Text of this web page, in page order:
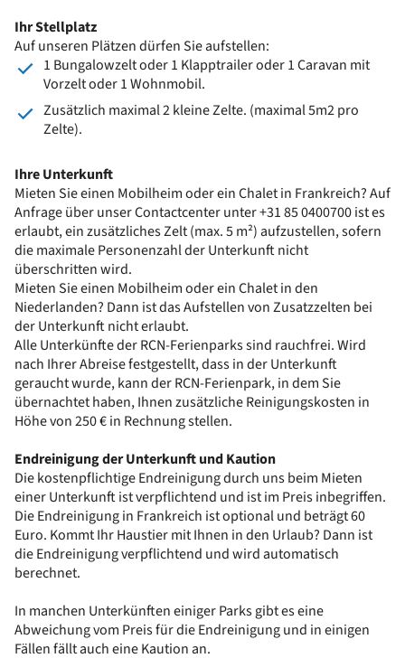
Ihr Stellplatz
Auf unseren Plätzen dürfen Sie aufstellen:
1 Bungalowzelt oder 1 Klapptrailer oder 1 Caravan mit
Vorzelt oder 1 Wohnmobil.
Zusätzlich maximal 2 kleine Zelte. (maximal 5m2 pro
Zelte).
Ihre Unterkunft
Mieten Sie einen Mobilheim oder ein Chalet in Frankreich? Auf
Anfrage über unser Contactcenter unter +31 85 0400700 ist es
erlaubt, ein zusätzliches Zelt (max. 5 m²) aufzustellen, sofern
die maximale Personenzahl der Unterkunft nicht
überschritten wird.
Mieten Sie einen Mobilheim oder ein Chalet in den
Niederlanden? Dann ist das Aufstellen von Zusatzzelten bei
der Unterkunft nicht erlaubt.
Alle Unterkünfte der RCN-Ferienparks sind rauchfrei. Wird
nach Ihrer Abreise festgestellt, dass in der Unterkunft
geraucht wurde, kann der RCN-Ferienpark, in dem Sie
übernachtet haben, Ihnen zusätzliche Reinigungskosten in
Höhe von 250 € in Rechnung stellen.
Endreinigung der Unterkunft und Kaution
Die kostenpflichtige Endreinigung durch uns beim Mieten
einer Unterkunft ist verpflichtend und ist im Preis inbegriffen.
Die Endreinigung in Frankreich ist optional und beträgt 60
Euro. Kommt Ihr Haustier mit Ihnen in den Urlaub? Dann ist
die Endreinigung verpflichtend und wird automatisch
berechnet.
In manchen Unterkünften einiger Parks gibt es eine
Abweichung vom Preis für die Endreinigung und in einigen
Fällen fällt auch eine Kaution an.